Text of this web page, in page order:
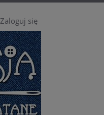
Zaloguj się